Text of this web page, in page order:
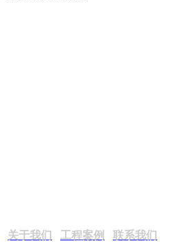
关于我们 工程案例 联系我们